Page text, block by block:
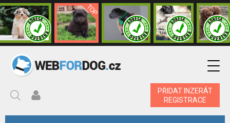
PŘIDAT INZERÁT
REGISTRACE